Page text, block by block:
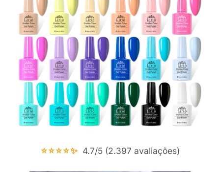
⭐⭐⭐⭐✨ 4.7/5 (2.397 avaliações)